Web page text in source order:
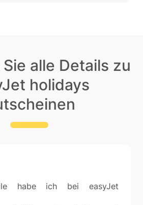
alle Details zu
holidays
habe ich bei easyJet